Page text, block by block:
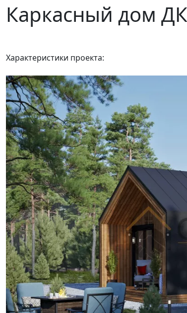
Каркасный дом
Характеристики проекта: